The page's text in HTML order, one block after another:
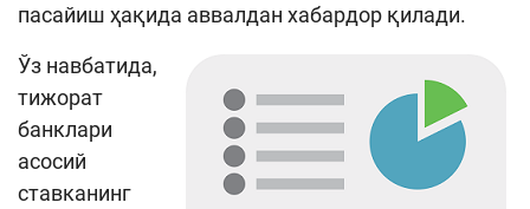
пасайиш ҳақида аввалдан хабардор қилади.
Ўз навбатида,
тижорат
банклари
асосий
ставканинг